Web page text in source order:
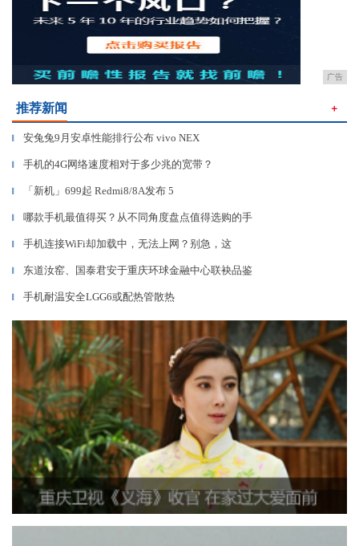
广告
推荐新闻 ＋
▎ 安兔兔9月安卓性能排行公布 vivo NEX
▎ 手机的4G网络速度相对于多少兆的宽带？
▎ 「新机」699起 Redmi8/8A发布 5
▎ 哪款手机最值得买？从不同角度盘点值得选购的手
▎ 手机连接WiFi却加载中，无法上网？别急，这
▎ 东道汝窑、国泰君安于重庆环球金融中心联袂品鉴
▎ 手机耐温安全LGG6或配热管散热